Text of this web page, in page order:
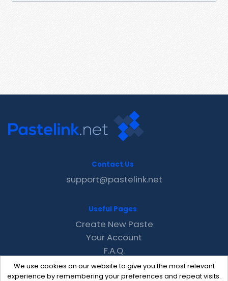
We use cookies on our website to give you the most relevant
experience by remembering your preferences and repeat visits.
Contact Us
support@pastelink.net
Useful Pages
Create New Paste
Your Account
F.A.Q.
Recent
Contact